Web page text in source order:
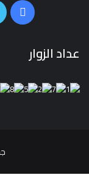
عداد الزوار